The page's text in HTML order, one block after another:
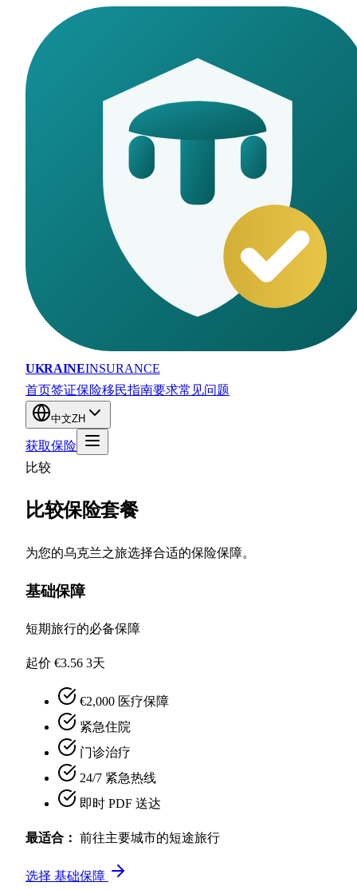
UKRAINEINSURANCE
首页签证保险移民指南要求常见问题
中文ZH
获取保险
比较
比较保险套餐
为您的乌克兰之旅选择合适的保险保障。
基础保障
短期旅行的必备保障
起价 €3.56 3天
€2,000 医疗保障
紧急住院
门诊治疗
24/7 紧急热线
即时 PDF 送达
最适合： 前往主要城市的短途旅行
选择 基础保障